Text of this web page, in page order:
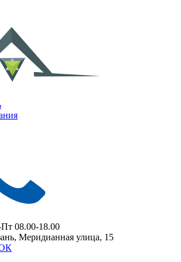
08.00-18.00
, Меридианная улица, 15